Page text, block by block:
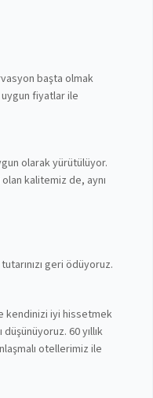
başta olmak
uygun fiyatlar ile
olarak yürütülüyor.
kalitemiz de, aynı
geri ödüyoruz.
kendinizi iyi hissetmek
60 yıllık
otellerimiz ile